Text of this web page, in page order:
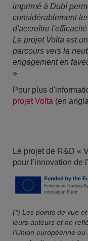
imprimé à Dubí
considérablement
d'accroître
Le projet Volta est
parcours vers la
engagement en
»
Pour plus
projet Volta (en
Le projet de R&D «
pour l'innovation de
(*) Les points de vue
leurs auteurs et ne
l'Union européenne